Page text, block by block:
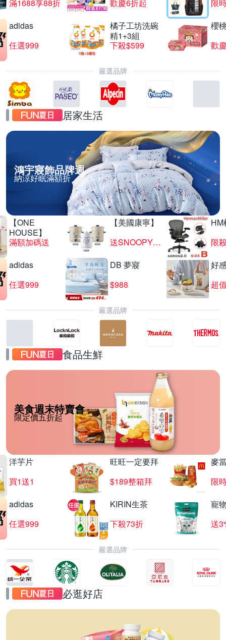
滿1688享88折
歡慶6折起
限
adidas
任選999
橘子工坊洗碗
精1+3組
下殺$599
櫻
歡
嚴選品牌
居家生活
鴻宇寢飾品牌週
納涼好眠滿額折
【ONE
HOUSE】
滿額加碼送
【美國康寧】
送SNOOPY匙筷組
HM
限
adidas
任選999
DB 夢寢
$988
好
超
嚴選品牌
食品生鮮
美食週末特賣會
限定價五折起
洋芋片
買1送1
旺旺一定要拜
$189整箱拜
麥
限
adidas
任選999
KIRIN生茶
下殺73折
寵
送
嚴選品牌
必逛好店